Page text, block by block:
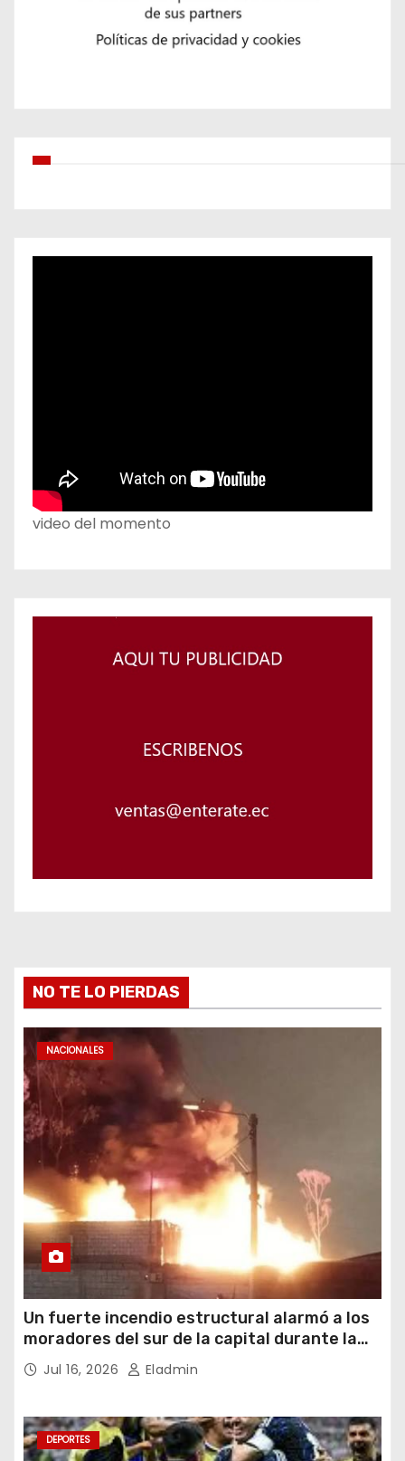
video del momento
NO TE LO PIERDAS
NACIONALES
Un fuerte incendio estructural alarmó a los
moradores del sur de la capital durante la
noche del miércoles 15 de julio de 2026
Jul 16, 2026 Eladmin
DEPORTES